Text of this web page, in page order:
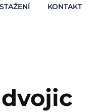
KONTAKT